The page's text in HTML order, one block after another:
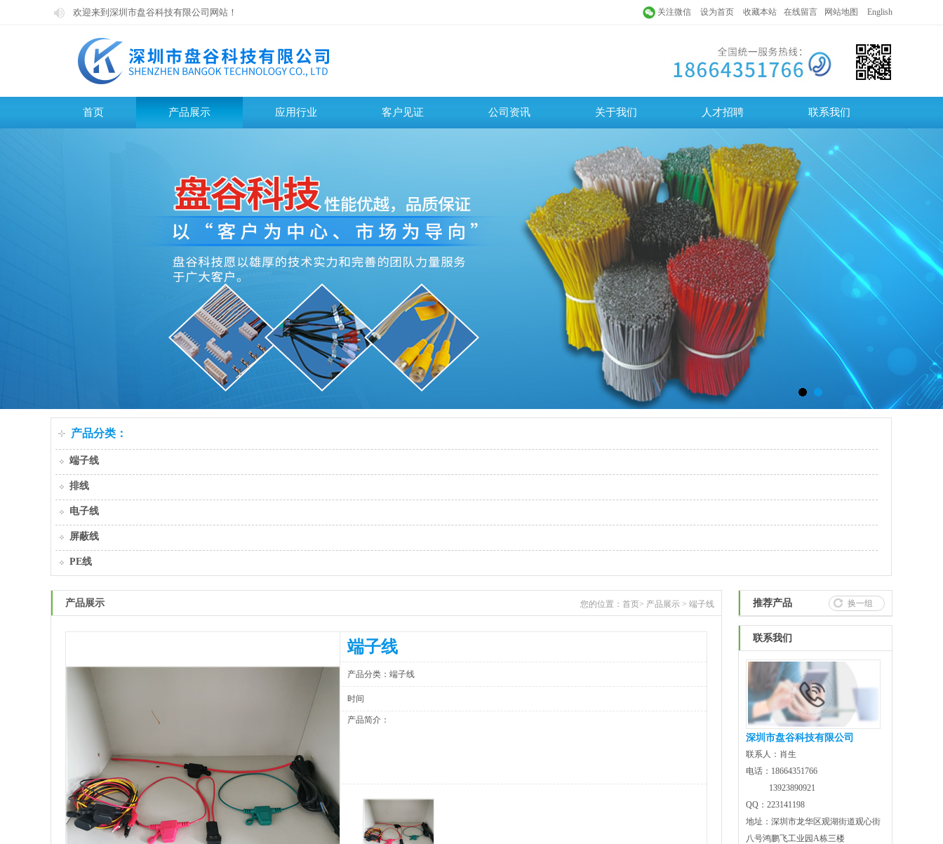
欢迎来到深圳市盘谷科技有限公司网站！
欢迎来到深圳市盘谷科技有限公司网站！
关注微信 设为首页 收藏本站 在线留言 网站地图 English
首页 产品展示 应用行业 客户见证 公司资讯 关于我们 人才招聘 联系我们
产品分类：
端子线
排线
电子线
屏蔽线
PE线
换一组
推荐产品
联系我们
深圳市盘谷科技有限公司
联系人：肖生
电话：18664351766
13923890921
QQ：223141198
地址：深圳市龙华区观湖街道观心街
八号鸿鹏飞工业园A栋三楼
您的位置： 首页> 产品展示 > 端子线
产品展示
端子线
产品分类：端子线
时间
产品简介：